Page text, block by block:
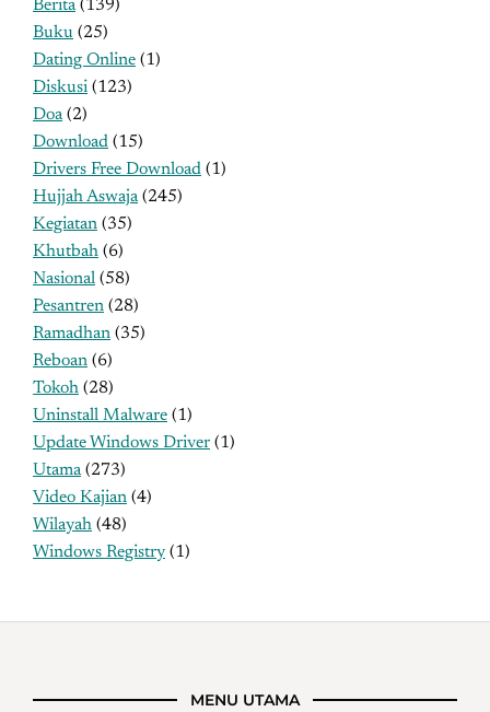
Berita(139)
Buku (25)
Dating Online (1)
Diskusi (123)
Doa(2)
Download (15)
Drivers Free Download (1)
Hujjah Aswaja(245)
Kegiatan (35)
Khutbah (6)
Nasional (58)
Pesantren (28)
Ramadhan (35)
Reboan (6)
Tokoh (28)
Uninstall Malware (1)
Update Windows Driver (1)
Utama(273)
Video Kajian (4)
Wilayah (48)
Windows Registry (1)
MENU UTAMA